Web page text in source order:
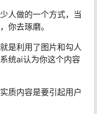
人做的一个方式，当
你去琢磨。
是利用了图片和勾人
统ai认为你这个内容
质内容是要引起用户